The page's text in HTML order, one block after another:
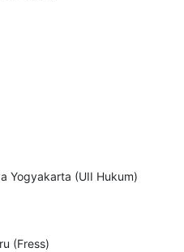
Yogyakarta (UII Hukum)
(Fress)